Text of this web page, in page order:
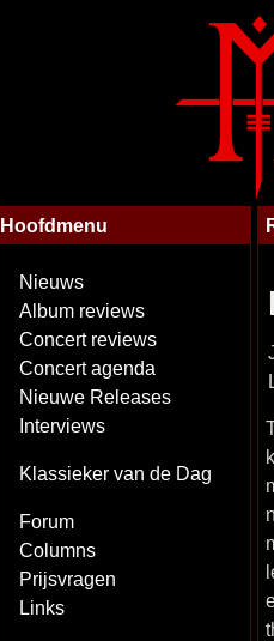
Hoofdmenu
Nieuws
Album reviews
Concert reviews
Concert agenda
Nieuwe Releases
Interviews
Klassieker van de Dag
Forum
Columns
Prijsvragen
Links